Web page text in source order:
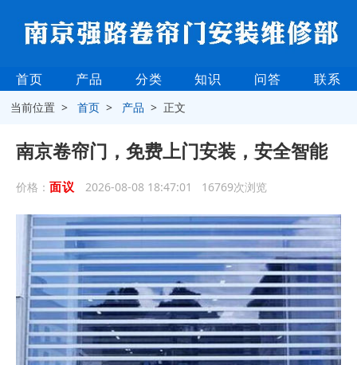
首页 产品 分类 知识 问答 联系
当前位置 >首页 > 产品 > 正文
南京卷帘门，免费上门安装，安全智能
价格： 面议 2026-08-08 18:47:01 16769次浏览